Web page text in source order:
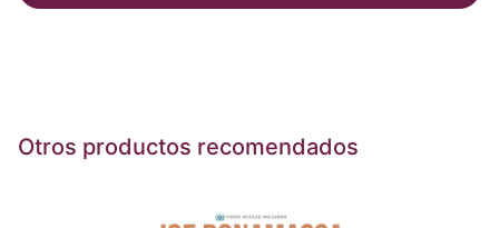
Otros productos recomendados